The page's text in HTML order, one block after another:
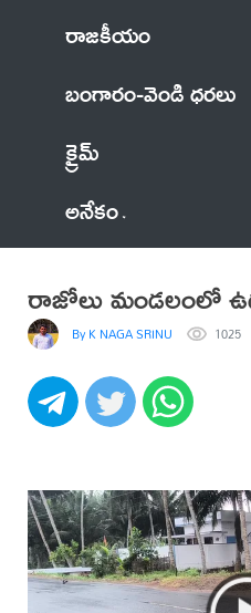
రాజకీయం
బంగారం-వెండి ధరలు
క్రైమ్
అనేకం
రాజోలు మండలంలో
By K NAGA SRINU 1025